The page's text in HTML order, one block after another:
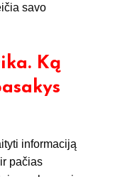
savo
Ką
informaciją
pačias